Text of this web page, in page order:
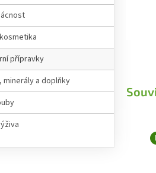
přípravky
minerály a doplňky